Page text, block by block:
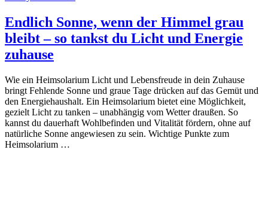
Endlich Sonne, wenn der Himmel grau
bleibt – so tankst du Licht und Energie
zuhause
Wie ein Heimsolarium Licht und Lebensfreude in dein Zuhause
bringt Fehlende Sonne und graue Tage drücken auf das Gemüt und
den Energiehaushalt. Ein Heimsolarium bietet eine Möglichkeit,
gezielt Licht zu tanken – unabhängig vom Wetter draußen. So
kannst du dauerhaft Wohlbefinden und Vitalität fördern, ohne auf
natürliche Sonne angewiesen zu sein. Wichtige Punkte zum
Heimsolarium …